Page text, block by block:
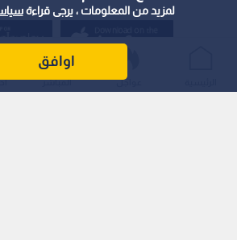
لمزيد من المعلومات ، يرجى قراءة
اوافق
عواجل المباشر